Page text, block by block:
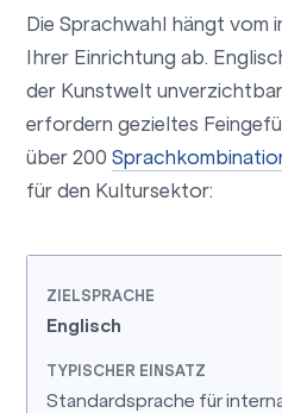
Die Sprachwahl hängt vom
Ihrer Einrichtung ab.
der Kunstwelt
erfordern gezieltes
über 200
für den Kultursektor:
Englisch
Standardsprache für